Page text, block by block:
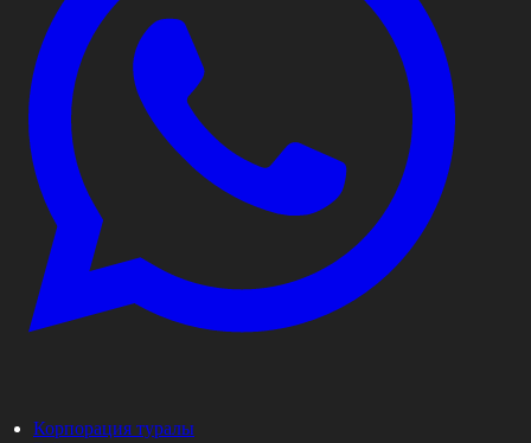
Корпорация туралы